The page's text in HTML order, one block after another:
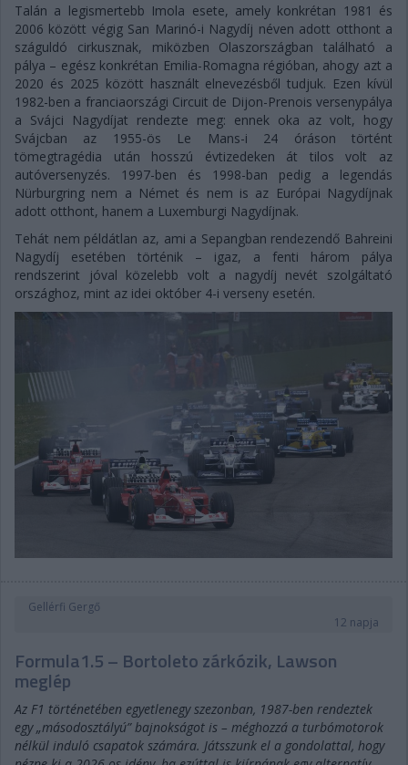
Talán a legismertebb Imola esete, amely konkrétan 1981 és
2006 között végig San Marinó-i Nagydíj néven adott otthont a
száguldó cirkusznak, miközben Olaszországban található a
pálya – egész konkrétan Emilia-Romagna régióban, ahogy azt a
2020 és 2025 között használt elnevezésből tudjuk. Ezen kívül
1982-ben a franciaországi Circuit de Dijon-Prenois versenypálya
a Svájci Nagydíjat rendezte meg: ennek oka az volt, hogy
Svájcban az 1955-ös Le Mans-i 24 óráson történt
tömegtragédia után hosszú évtizedeken át tilos volt az
autóversenyzés. 1997-ben és 1998-ban pedig a legendás
Nürburgring nem a Német és nem is az Európai Nagydíjnak
adott otthont, hanem a Luxemburgi Nagydíjnak.
Tehát nem példátlan az, ami a Sepangban rendezendő Bahreini
Nagydíj esetében történik – igaz, a fenti három pálya
rendszerint jóval közelebb volt a nagydíj nevét szolgáltató
országhoz, mint az idei október 4-i verseny esetén.
Gellérfi Gergő
12 napja
Formula1.5 – Bortoleto zárkózik, Lawson
meglép
Az F1 történetében egyetlenegy szezonban, 1987-ben rendeztek
egy „másodosztályú” bajnokságot is – méghozzá a turbómotorok
nélkül induló csapatok számára. Játsszunk el a gondolattal, hogy